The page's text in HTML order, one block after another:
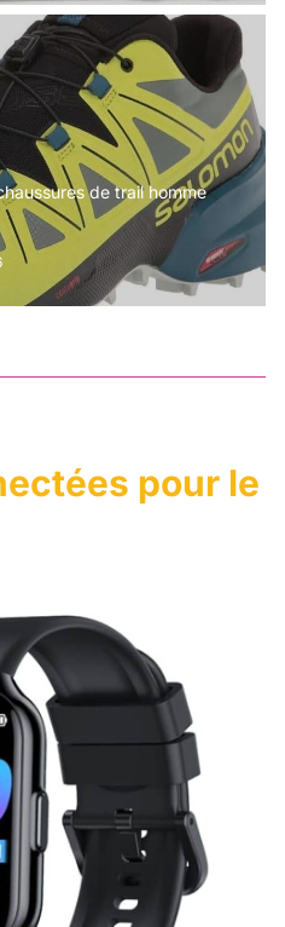
de trail homme
pour le